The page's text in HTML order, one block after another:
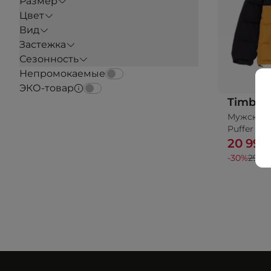
Цвет
Вид
Застежка
Сезонность
Непромокаемые
ЭКО-товар
Мужская
Puffer
20 993
-30%29